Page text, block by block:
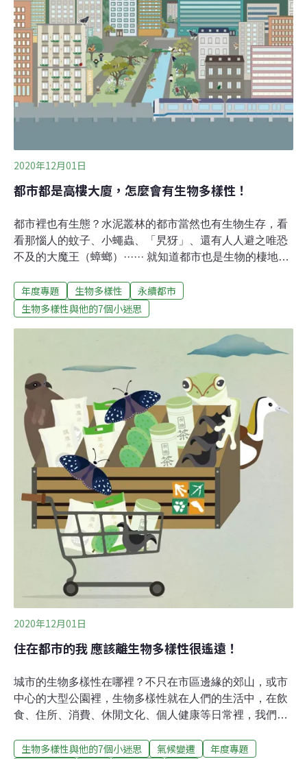
正因為牠們擁有在地球上生存了數億年的強大生命力，所
以是
2020年12月01日
都市都是高樓大廈，怎麼會有生物多樣性！
都市裡也有生態？水泥叢林的都市當然也有生物生存，看
看那惱人的蚊子、小蠅蟲、「旯犽」、還有人人避之唯恐
不及的大魔王（蟑螂）······ 就知道都市也是生物的棲地、
活，也經常可見各種嬌小生物和人們一同為生活忙碌著。
早晨趕上班的時候，是否在路邊行道樹下，看見小灰蝶、
許正躲在隱蔽的陰影處休息。而當人們結束一天的辛勞，
下班回家路上，一定也見過麻雀、家燕成群覓食的景象。
不過要注意！傍晚在公園路燈下張著翅膀飛舞的，通常不
是鳥兒，而是蝙蝠的機率更大些。回到家裡，聽著屋頂上
夜鷹「追！追！」的鳴叫聲，正感到有些惱人的時候，拿
起架上積灰的舊書，又不經意和一種古老的書蟲驚嚇相
遇。微觀而言，有陽光、空氣、水的地方，就有機會存在
生態系——都市也不例外。而有的時候，保留適當的自然
景致，也能讓都市為野生動物提供更多居所，例
年度專題 生物多樣性
永續都市
生物多樣性與他的7個小迷思
2020年12月01日
住在都市的我 應該離生物多樣性很遙遠！
城市的生物多樣性在哪裡？不只在市區邊緣的郊山，或市
中心的大型公園裡，生物多樣性就在人們的生活中，在飲
食、住所、消費、休閒文化、個人健康等日常裡，我們享
生態服務功能。生活在城市中的我們，也能透過具體行
生物多樣性與他的7個小迷思 氣候變遷
年度專題